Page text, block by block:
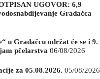
UGOVOR: 6,9
Gradačca
u Gradačcu održat će se i 9.
pčelarstva 06/08/2026
za 05.08.2026. 05/08/2026